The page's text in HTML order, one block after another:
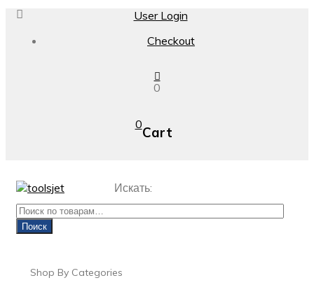
User Login
Checkout
0
0Cart
Искать:
Поиск
Shop By Categories